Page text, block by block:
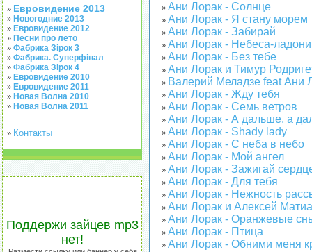
» Евровидение 2013
» Новогодние 2013
» Евровидение 2012
» Песни про лето
» Фабрика Зірок 3
» Фабрика. Суперфінал
» Фабрика Зірок 4
» Евровидение 2010
» Евровидение 2011
» Новая Волна 2010
» Новая Волна 2011
» Контакты
Поддержи зайцев mp3
нет!
» Ани Лорак - Солнце
» Ани Лорак - Я стану морем
» Ани Лорак - Забирай
» Ани Лорак - Небеса-ладони
» Ани Лорак - Без тебе
» Ани Лорак и Тимур
» Валерий Меладзе feat Ани
» Ани Лорак - Жду тебя
» Ани Лорак - Семь ветров
» Ани Лорак - А дальше, а
» Ани Лорак - Shady lady
» Ани Лорак - C неба в небо
» Ани Лорак - Мой ангел
» Ани Лорак - Зажигай
» Ани Лорак - Для тебя
» Ани Лорак - Нежность
» Ани Лорак и Алексей
» Ани Лорак - Оранжевые
» Ани Лорак - Птица
» Ани Лорак - Обними меня